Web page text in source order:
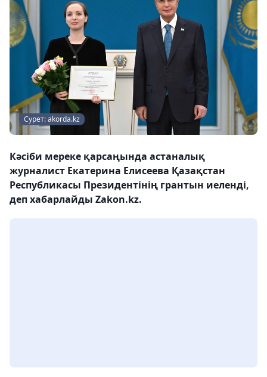
Сурет: akorda.kz
Кәсіби мереке қарсаңында астаналық
журналист Екатерина Елисеева Қазақстан
Республикасы Президентінің грантын иеленді,
деп хабарлайды Zakon.kz.